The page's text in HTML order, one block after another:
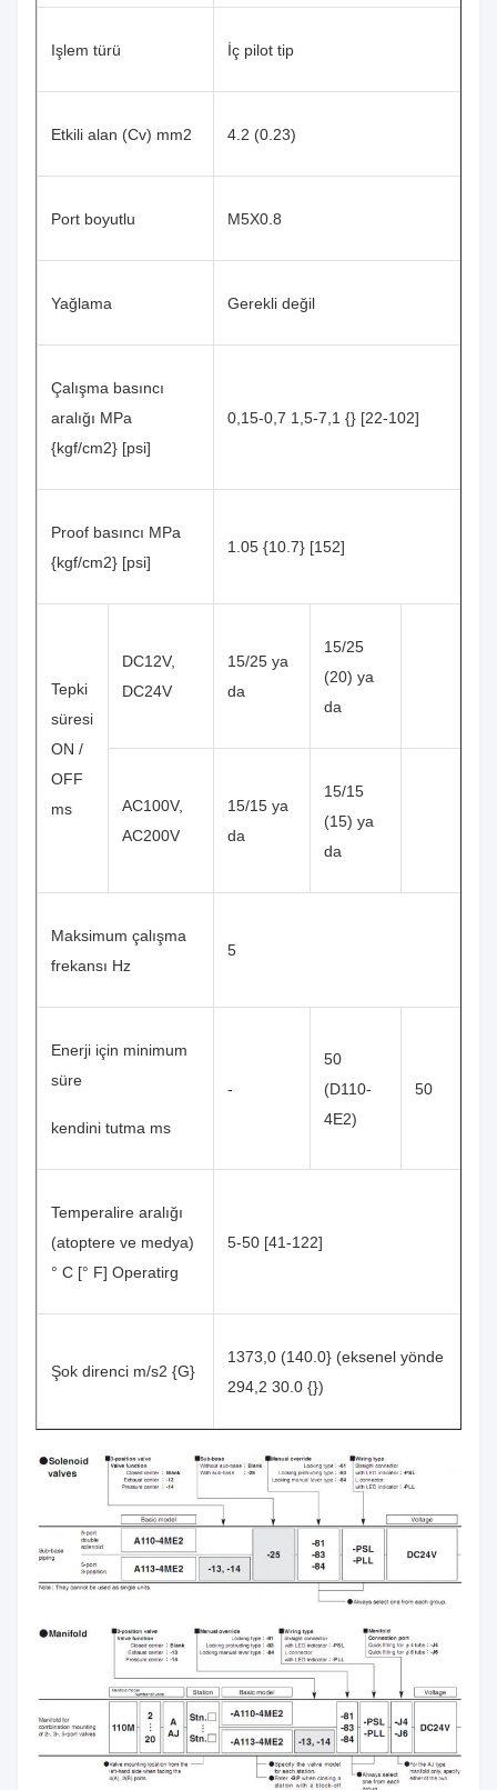
Işlem türü İç pilot tip
Etkili alan (Cv) mm2 4.2 (0.23)
Port boyutlu M5X0.8
Yağlama Gerekli değil
Çalışma basıncı
aralığı MPa
{kgf/cm2} [psi]
0,15-0,7 1,5-7,1 {} [22-102]
Proof basıncı MPa
{kgf/cm2} [psi]
1.05 {10.7} [152]
Tepki
süresi
ON /
OFF
ms
DC12V,
DC24V
15/25 ya
da
15/25
(20) ya
da
AC100V,
AC200V
15/15 ya
da
15/15
(15) ya
da
Maksimum çalışma
frekansı Hz
5
Enerji için minimum
süre
kendini tutma ms
-
50
(D110-
4E2)
50
Temperalire aralığı
(atoptere ve medya)
° C [° F] Operatirg
5-50 [41-122]
Şok direnci m/s2 {G}
1373,0 (140.0} (eksenel yönde
294,2 30.0 {})